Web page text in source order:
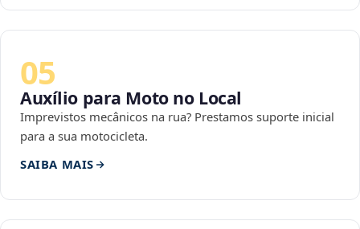
05
Auxílio para Moto no Local
Imprevistos mecânicos na rua? Prestamos suporte inicial
para a sua motocicleta.
SAIBA MAIS